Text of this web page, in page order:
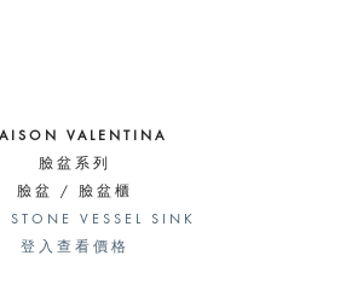
VALENTINA
臉盆系列
臉盆 / 臉盆櫃
STONE VESSEL SINK
登入查看價格